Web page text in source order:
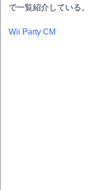
で一覧紹介している。
Wii Party CM